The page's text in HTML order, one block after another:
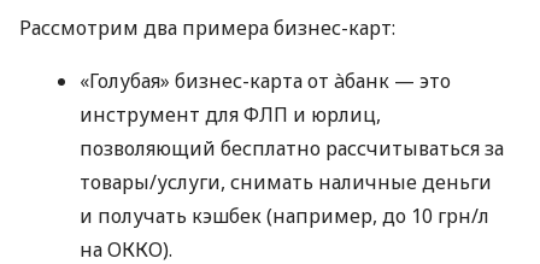
Рассмотрим два примера бизнес-карт:
«Голубая» бизнес-карта от àбанк — это
инструмент для ФЛП и юрлиц,
позволяющий бесплатно рассчитываться за
товары/услуги, снимать наличные деньги
и получать кэшбек (например, до 10 грн/л
на ОККО).